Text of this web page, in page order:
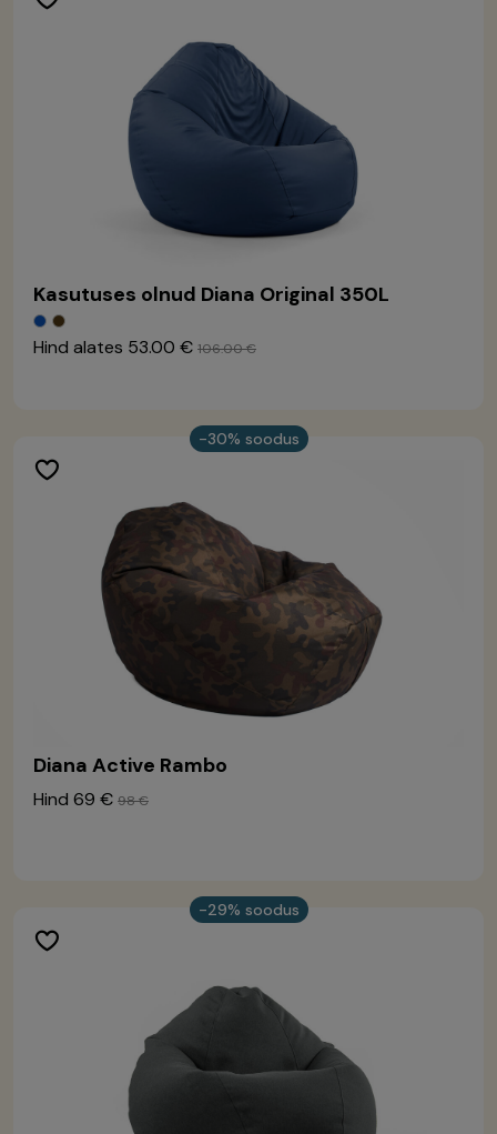
Kasutuses olnud Diana Original 350L
Hind alates 53.00 € 106.00 €
-30% soodus
Diana Active Rambo
Hind 69 € 98 €
-29% soodus